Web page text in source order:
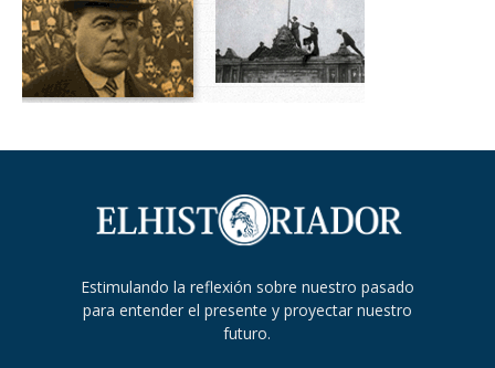
Estimulando la reflexión sobre nuestro pasado
para entender el presente y proyectar nuestro
futuro.